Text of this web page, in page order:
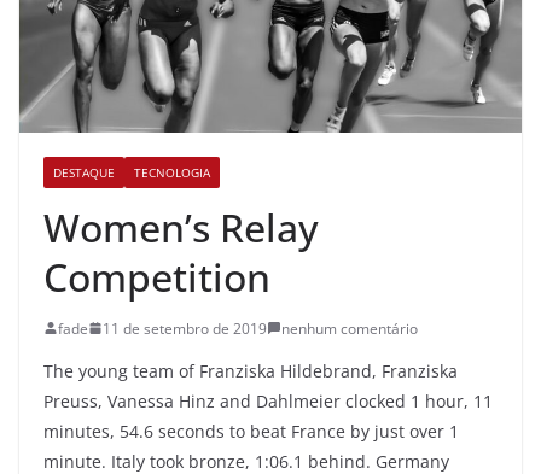
DESTAQUE TECNOLOGIA
Women’s Relay
Competition
fade 11 de setembro de 2019 nenhum comentário
The young team of Franziska Hildebrand, Franziska
Preuss, Vanessa Hinz and Dahlmeier clocked 1 hour, 11
minutes, 54.6 seconds to beat France by just over 1
minute. Italy took bronze, 1:06.1 behind. Germany